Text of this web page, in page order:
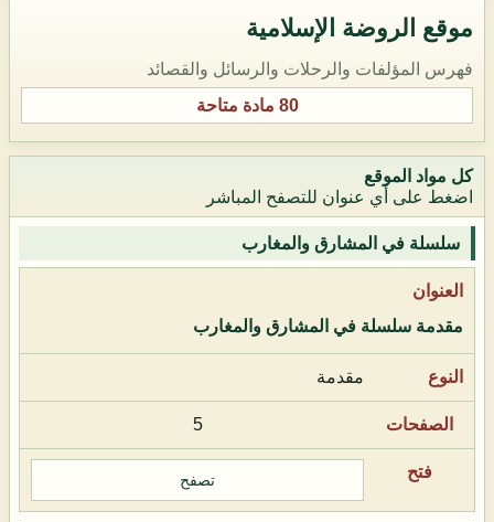
موقع الروضة الإسلامية
فهرس المؤلفات والرحلات والرسائل والقصائد
80 مادة متاحة
كل مواد الموقع
اضغط على أي عنوان للتصفح المباشر
سلسلة في المشارق والمغارب
مقدمة سلسلة في المشارق والمغارب
مقدمة
5
تصفح